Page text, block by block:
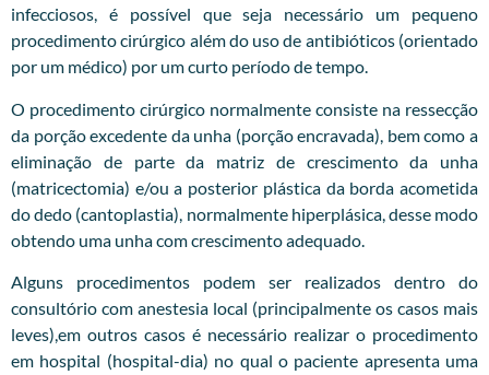
infecciosos, é possível que seja necessário um pequeno
procedimento cirúrgico além do uso de antibióticos (orientado
por um médico) por um curto período de tempo.
O procedimento cirúrgico normalmente consiste na ressecção
da porção excedente da unha (porção encravada), bem como a
eliminação de parte da matriz de crescimento da unha
(matricectomia) e/ou a posterior plástica da borda acometida
do dedo (cantoplastia), normalmente hiperplásica, desse modo
obtendo uma unha com crescimento adequado.
Alguns procedimentos podem ser realizados dentro do
consultório com anestesia local (principalmente os casos mais
leves),em outros casos é necessário realizar o procedimento
em hospital (hospital-dia) no qual o paciente apresenta uma